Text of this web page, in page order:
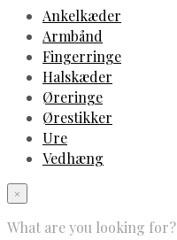
Ankelkæder
Armbånd
Fingerringe
Halskæder
Øreringe
Ørestikker
Ure
Vedhæng
×
What are you looking for?